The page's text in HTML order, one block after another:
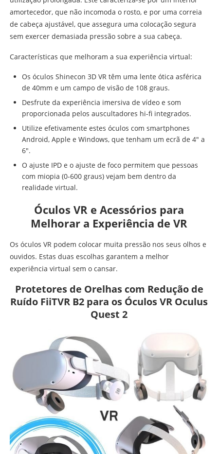
amortecedor, que não incomoda o rosto, e por uma correia
de cabeça ajustável, que assegura uma colocação segura
sem exercer demasiada pressão sobre a sua cabeça.
Características que melhoram a sua experiência virtual:
Os óculos Shinecon 3D VR têm uma lente ótica asférica
de 40mm e um campo de visão de 108 graus.
Desfrute da experiência imersiva de vídeo e som
proporcionada pelos auscultadores hi-fi integrados.
Utilize efetivamente estes óculos com smartphones
Android, Apple e Windows, que tenham um ecrã de 4″ a
6″.
O ajuste IPD e o ajuste de foco permitem que pessoas
com miopia (0-600 graus) vejam bem dentro da
realidade virtual.
Óculos VR e Acessórios para
Melhorar a Experiência de VR
Os óculos VR podem colocar muita pressão nos seus olhos e
ouvidos. Estas duas escolhas garantem a melhor
experiência virtual sem o cansar.
Protetores de Orelhas com Redução de
Ruído FiiTVR B2 para os Óculos VR Oculus
Quest 2